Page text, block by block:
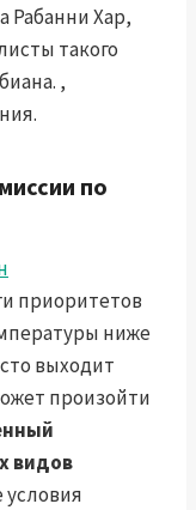
Рабанни Хар,
такого
,
по
приоритетов
ниже
выходит
произойти
видов
условия